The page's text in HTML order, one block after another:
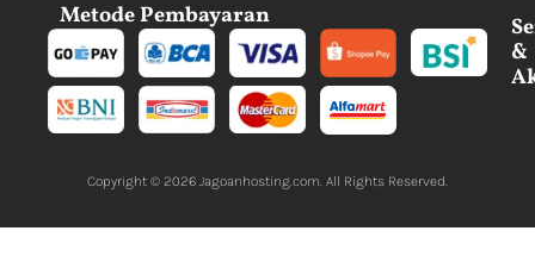
Metode Pembayaran
&
Copyright © 2026 Jagoanhosting.com . All Rights Reserved.